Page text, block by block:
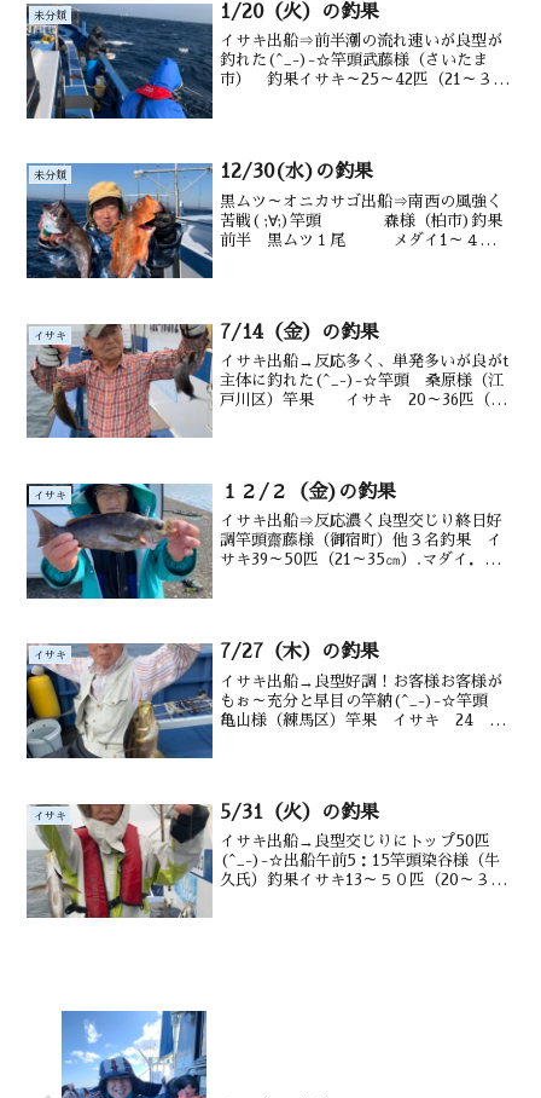
未分類 1/20（火）の釣果
イサキ出船⇒前半潮の流れ速いが良型が
釣れた(^_-)-☆竿頭武藤様（さいたま
市） 釣果イサキ～25～42匹（21～３6
未分類 12/30(水)の釣果
黒ムツ～オニカサゴ出船⇒南西の風強く
苦戦( ;∀;)竿頭 森様（柏市)釣果
前半 黒ムツ１尾 メダイ1～４
イサキ 7/14（金）の釣果
イサキ出船→反応多く、単発多いが良がt
主体に釣れた(^_-)-☆竿頭 桑原様（江
戸川区）竿果 イサキ 20～36匹（20
イサキ １２/２（金)の釣果
イサキ出船⇒反応濃く良型交じり終日好
調竿頭齋藤様（御宿町）他３名釣果 イ
サキ39～50匹（21～35㎝）.マダイ．ア
イサキ 7/27（木）の釣果
イサキ出船→良型好調！お客様お客様が
もぉ～充分と早目の竿納(^_-)-☆竿頭
亀山様（練馬区）竿果 イサキ 24 ～
イサキ 5/31（火）の釣果
イサキ出船→良型交じりにトップ50匹
(^_-)-☆出船午前5：15竿頭染谷様（牛
久氏）釣果イサキ13～５０匹（20～３5